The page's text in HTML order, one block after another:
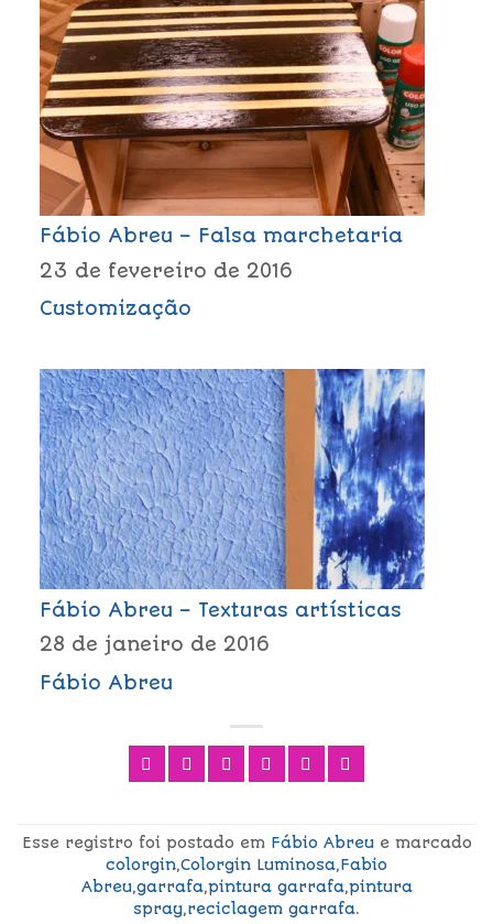
Fábio Abreu – Falsa marchetaria
23 de fevereiro de 2016
Customização
Fábio Abreu – Texturas artísticas
28 de janeiro de 2016
Fábio Abreu
Esse registro foi postado em Fábio Abreue marcado
colorgin,Colorgin Luminosa,Fabio
Abreu,garrafa,pintura garrafa,pintura
spray,reciclagem garrafa.